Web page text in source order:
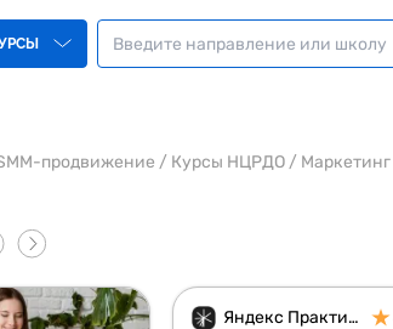
продвижение / Курсы НЦРДО /
Яндекс Практикум